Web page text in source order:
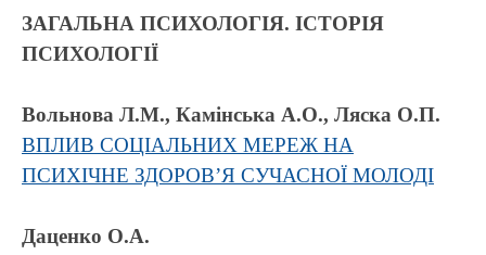
ЗАГАЛЬНА ПСИХОЛОГІЯ. ІСТОРІЯ
ПСИХОЛОГІЇ
Вольнова Л.М., Камінська А.О., Ляска О.П.
ВПЛИВ СОЦІАЛЬНИХ МЕРЕЖ НА
ПСИХІЧНЕ ЗДОРОВ’Я СУЧАСНОЇ МОЛОДІ
Даценко О.А.